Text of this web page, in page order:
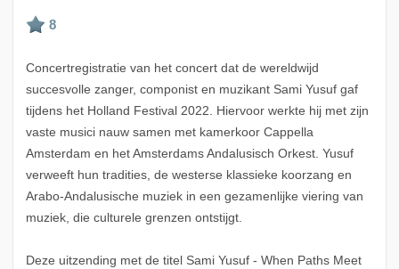
Concertregistratie van het concert dat de wereldwijd
succesvolle zanger, componist en muzikant Sami Yusuf gaf
tijdens het Holland Festival 2022. Hiervoor werkte hij met zijn
vaste musici nauw samen met kamerkoor Cappella
Amsterdam en het Amsterdams Andalusisch Orkest. Yusuf
verweeft hun tradities, de westerse klassieke koorzang en
Arabo-Andalusische muziek in een gezamenlijke viering van
muziek, die culturele grenzen ontstijgt.
Deze uitzending met de titel Sami Yusuf - When Paths Meet